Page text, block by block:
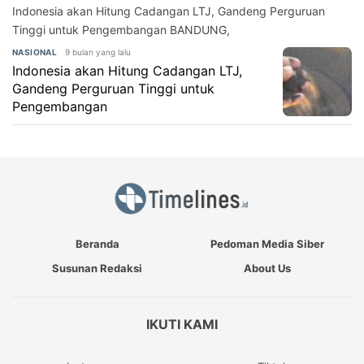
Indonesia akan Hitung Cadangan LTJ, Gandeng Perguruan
Tinggi untuk Pengembangan BANDUNG,
NASIONAL 9 bulan yang lalu
Indonesia akan Hitung Cadangan LTJ,
Gandeng Perguruan Tinggi untuk
Pengembangan
Beranda
Pedoman Media Siber
Susunan Redaksi
About Us
IKUTI KAMI